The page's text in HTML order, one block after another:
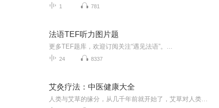
1 781
法语TEF听力图片题
更多TEF题库，欢迎订阅关注“遇见法语”。...
24 8337
艾灸疗法：中医健康大全